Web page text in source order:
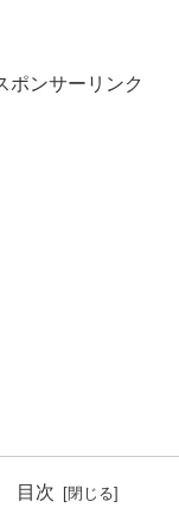
ポンサーリンク
目次